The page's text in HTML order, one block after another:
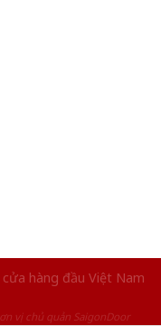
hàng đầu Việt Nam
vị chủ quản SaigonDoor